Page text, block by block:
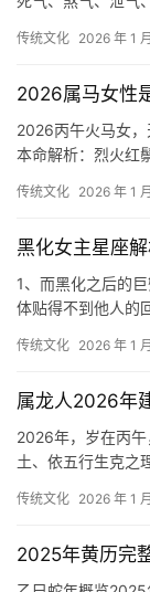
传统文化 2026 年 1
2026属马女性
2026丙午火马女
本命解析：烈火红
传统文化 2026 年 1
黑化女主星座
1、而黑化之后的
体贴得不到他人的
传统文化 2026 年 1
属龙人2026年
2026年，岁在丙
土、依五行生克之
传统文化 2026 年 1
2025年黄历完